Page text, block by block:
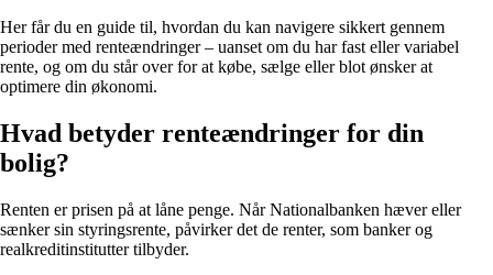
Her får du en guide til, hvordan du kan navigere sikkert gennem
perioder med renteændringer – uanset om du har fast eller variabel
rente, og om du står over for at købe, sælge eller blot ønsker at
optimere din økonomi.
Hvad betyder renteændringer for din
bolig?
Renten er prisen på at låne penge. Når Nationalbanken hæver eller
sænker sin styringsrente, påvirker det de renter, som banker og
realkreditinstitutter tilbyder.